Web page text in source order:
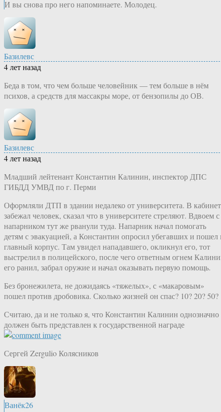
И вы снова про него напоминаете. Молодец.
Базилевс
4 лет назад
Беда в том, что чем больше человейник — тем больше в нём
психов, а средств для массакры море, от бензопилы до ОВ.
Базилевс
4 лет назад
Младший лейтенант Константин Калинин, инспектор ДПС
ГИБДД УМВД по г. Перми
Оформляли ДТП в здании недалеко от университета. В кабинет
забежал человек, сказал что в университете стреляют. Вдвоем с
напарником тут же рванули туда. Напарник начал помогать
детям с эвакуацией, а Константин опросил убегавших и пошел
главный корпус. Там увидел нападавшего, окликнул его, тот
выстрелил в полицейского, после чего ответным огнем
его ранил, забрал оружие и начал оказывать первую помощь.
Без бронежилета, не дожидаясь «тяжелых», с «макаровым»
пошел против дробовика. Сколько жизней он спас? 10? 20? 50?
Считаю, да и не только я, что Константин Калинин однозначно
должен быть представлен к государственной награде
Сергей Zergulio Колясников
Ванёк26